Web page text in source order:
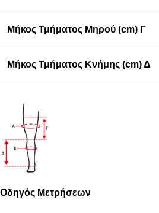
Μήκος Τμήματος Μηρού (cm) Γ
Μήκος Τμήματος Κνήμης (cm) Δ
Οδηγός Μετρήσεων